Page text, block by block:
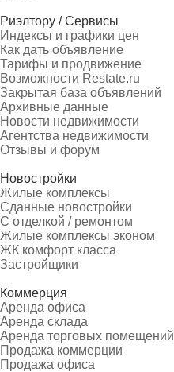
Риэлтору / Сервисы
Индексы и графики цен
Как дать объявление
Тарифы и продвижение
Возможности Restate.ru
Закрытая база объявлений
Архивные данные
Новости недвижимости
Агентства недвижимости
Отзывы и форум
Новостройки
Жилые комплексы
Сданные новостройки
С отделкой / ремонтом
Жилые комплексы эконом
ЖК комфорт класса
Застройщики
Коммерция
Аренда офиса
Аренда склада
Аренда торговых помещений
Продажа коммерции
Продажа офиса